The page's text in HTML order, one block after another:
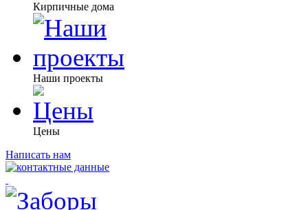
Кирпичные дома
Наши проекты
Цены
Написать нам